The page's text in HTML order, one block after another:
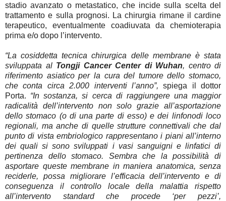
stadio avanzato o metastatico, che incide sulla scelta del
trattamento e sulla prognosi. La chirurgia rimane il cardine
terapeutico, eventualmente coadiuvata da chemioterapia
prima e/o dopo l’intervento.
“La cosiddetta tecnica chirurgica delle membrane è stata
sviluppata al Tongji Cancer Center di Wuhan, centro di
riferimento asiatico per la cura del tumore dello stomaco,
che conta circa 2.000 interventi l’anno”,spiega il dottor
Porta. “In sostanza, si cerca di raggiungere una maggior
radicalità dell’intervento non solo grazie all’asportazione
dello stomaco (o di una parte di esso) e dei linfonodi loco
regionali, ma anche di quelle strutture connettivali che dal
punto di vista embriologico rappresentano i piani all’interno
dei quali si sono sviluppati i vasi sanguigni e linfatici di
pertinenza dello stomaco. Sembra che la possibilità di
asportare queste membrane in maniera anatomica, senza
reciderle, possa migliorare l’efficacia dell’intervento e di
conseguenza il controllo locale della malattia rispetto
all’intervento standard che procede ‘per pezzi’,